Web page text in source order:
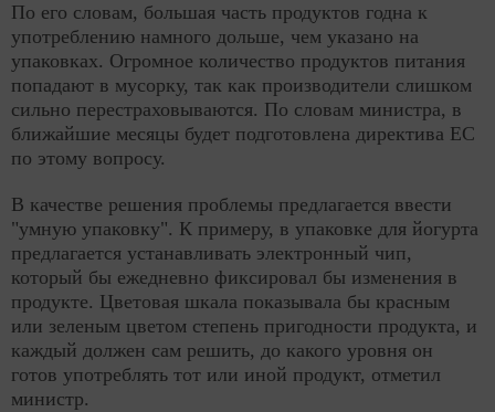
По его словам, большая часть продуктов годна к
употреблению намного дольше, чем указано на
упаковках. Огромное количество продуктов питания
попадают в мусорку, так как производители слишком
сильно перестраховываются. По словам министра, в
ближайшие месяцы будет подготовлена директива ЕС
по этому вопросу.
В качестве решения проблемы предлагается ввести
"умную упаковку". К примеру, в упаковке для йогурта
предлагается устанавливать электронный чип,
который бы ежедневно фиксировал бы изменения в
продукте. Цветовая шкала показывала бы красным
или зеленым цветом степень пригодности продукта, и
каждый должен сам решить, до какого уровня он
готов употреблять тот или иной продукт, отметил
министр.